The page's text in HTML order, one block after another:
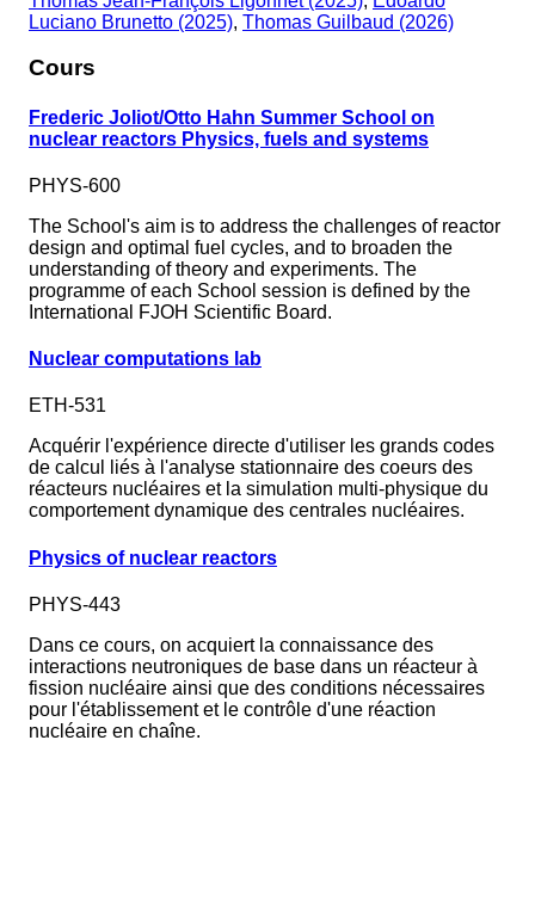
Luciano Brunetto (2025), Thomas Guilbaud (2026)
Cours
Frederic Joliot/Otto Hahn Summer School on
nuclear reactors Physics, fuels and systems
PHYS-600
The School's aim is to address the challenges of reactor
design and optimal fuel cycles, and to broaden the
understanding of theory and experiments. The
programme of each School session is defined by the
International FJOH Scientific Board.
Nuclear computations lab
ETH-531
Acquérir l'expérience directe d'utiliser les grands codes
de calcul liés à l'analyse stationnaire des coeurs des
réacteurs nucléaires et la simulation multi-physique du
comportement dynamique des centrales nucléaires.
Physics of nuclear reactors
PHYS-443
Dans ce cours, on acquiert la connaissance des
interactions neutroniques de base dans un réacteur à
fission nucléaire ainsi que des conditions nécessaires
pour l'établissement et le contrôle d'une réaction
nucléaire en chaîne.